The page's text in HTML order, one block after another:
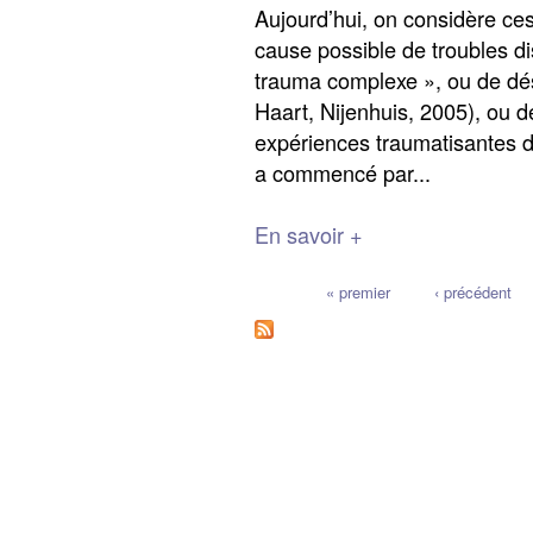
Aujourd’hui, on considère
cause possible de troubles
trauma complexe », ou de
Haart, Nijenhuis, 2005), ou
expériences traumatisantes
a commencé par...
En savoir +
« premier ‹ précédent